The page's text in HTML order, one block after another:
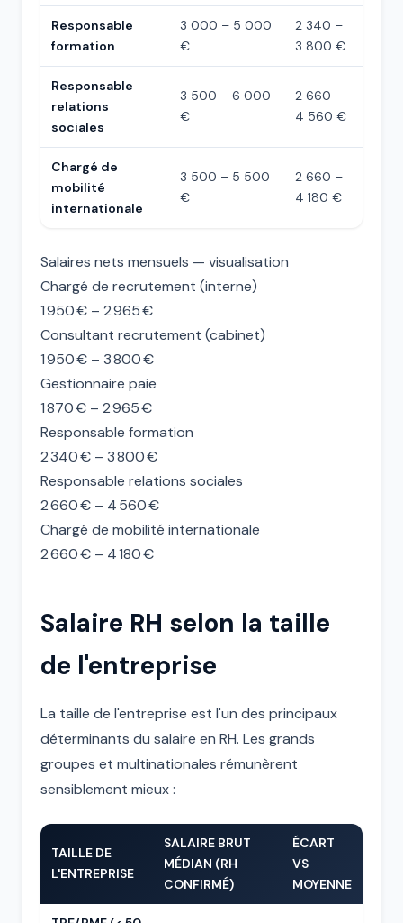
Responsable
formation
3 000 – 5 000
€
2 340 –
3 800 €
Responsable
relations
sociales
3 500 – 6 000
€
2 660 –
4 560 €
Chargé de
mobilité
internationale
3 500 – 5 500
€
2 660 –
4 180 €
Salaires nets mensuels — visualisation
Chargé de recrutement (interne)
1 950 € – 2 965 €
Consultant recrutement (cabinet)
1 950 € – 3 800 €
Gestionnaire paie
1 870 € – 2 965 €
Responsable formation
2 340 € – 3 800 €
Responsable relations sociales
2 660 € – 4 560 €
Chargé de mobilité internationale
2 660 € – 4 180 €
Salaire RH selon la taille
de l'entreprise
La taille de l'entreprise est l'un des principaux
déterminants du salaire en RH. Les grands
groupes et multinationales rémunèrent
sensiblement mieux :
TAILLE DE
L'ENTREPRISE
SALAIRE BRUT
MÉDIAN (RH
CONFIRMÉ)
ÉCART
VS
MOYENNE